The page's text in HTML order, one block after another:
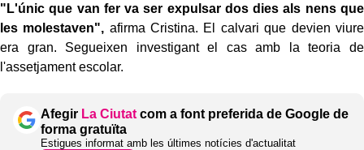
"L'únic que van fer va ser expulsar dos dies als nens que
les molestaven", afirma Cristina. El calvari que devien viure
era gran. Segueixen investigant el cas amb la teoria de
l'assetjament escolar.
Afegir La Ciutat com a font preferida de Google de
forma gratuïta
Estigues informat amb les últimes notícies d'actualitat